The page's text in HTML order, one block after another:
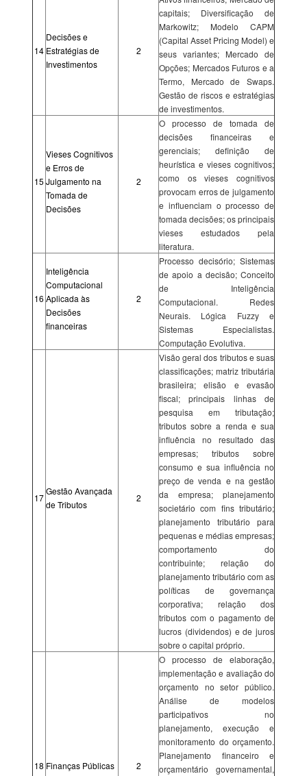
14
Decisões e
Estratégias de
Investimentos
2
capitais; Diversificação de
Markowitz; Modelo CAPM
(Capital Asset Pricing Model) e
seus variantes; Mercado de
Opções; Mercados Futuros e a
Termo, Mercado de Swaps.
Gestão de riscos e estratégias
de investimentos.
15
Vieses Cognitivos
e Erros de
Julgamento na
Tomada de
Decisões
2
O processo de tomada de
decisões financeiras e
gerenciais; definição de
heurística e vieses cognitivos;
como os vieses cognitivos
provocam erros de julgamento
e influenciam o processo de
tomada decisões; os principais
vieses estudados pela
literatura.
16
Inteligência
Computacional
Aplicada às
Decisões
financeiras
2
Processo decisório; Sistemas
de apoio a decisão; Conceito
de Inteligência
Computacional. Redes
Neurais. Lógica Fuzzy e
Sistemas Especialistas.
Computação Evolutiva.
17
Gestão Avançada
de Tributos
2
Visão geral dos tributos e suas
classificações; matriz tributária
brasileira; elisão e evasão
fiscal; principais linhas de
pesquisa em tributação;
tributos sobre a renda e sua
influência no resultado das
empresas; tributos sobre
consumo e sua influência no
preço de venda e na gestão
da empresa; planejamento
societário com fins tributário;
planejamento tributário para
pequenas e médias empresas;
comportamento do
contribuinte; relação do
planejamento tributário com as
políticas de governança
corporativa; relação dos
tributos com o pagamento de
lucros (dividendos) e de juros
sobre o capital próprio.
18 Finanças Públicas 2
O processo de elaboração,
implementação e avaliação do
orçamento no setor público.
Análise de modelos
participativos no
planejamento, execução e
monitoramento do orçamento.
Planejamento financeiro e
orçamentário governamental,